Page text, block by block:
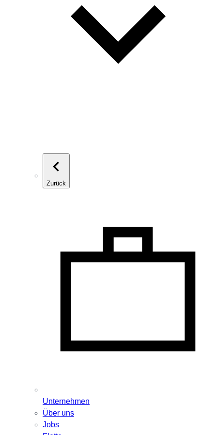
Zurück
Unternehmen
Über uns
Jobs